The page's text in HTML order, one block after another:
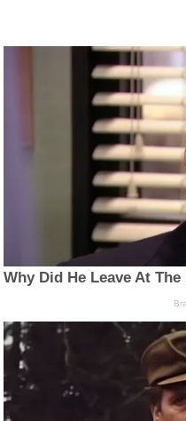
Why Did He Leave At